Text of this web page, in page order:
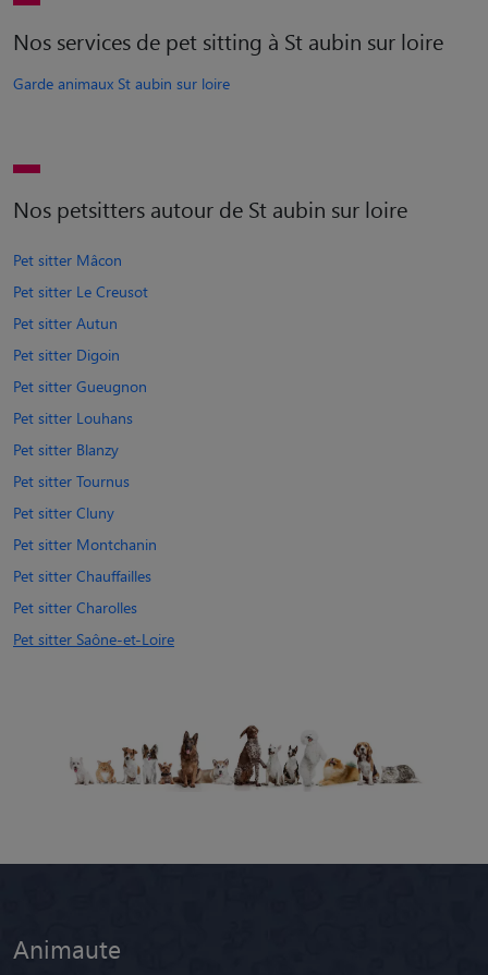
Nos services de pet sitting à St aubin sur loire
Garde animaux St aubin sur loire
Nos petsitters autour de St aubin sur loire
Pet sitter Mâcon
Pet sitter Le Creusot
Pet sitter Autun
Pet sitter Digoin
Pet sitter Gueugnon
Pet sitter Louhans
Pet sitter Blanzy
Pet sitter Tournus
Pet sitter Cluny
Pet sitter Montchanin
Pet sitter Chauffailles
Pet sitter Charolles
Pet sitter Saône-et-Loire
Animaute